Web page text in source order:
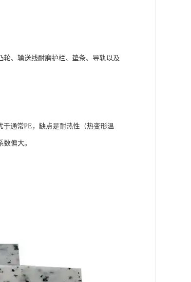
、输送线耐磨护栏、垫条、导轨以及
通常PE，缺点是耐热性（热变形温
偏大。